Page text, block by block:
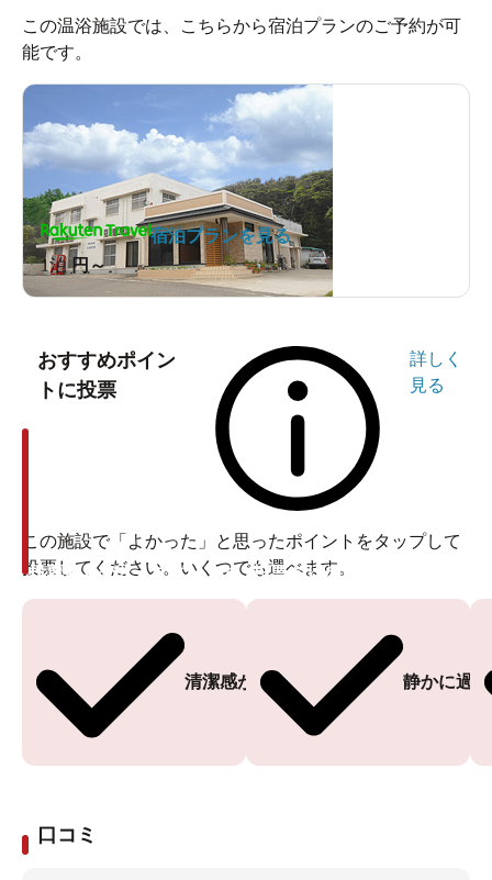
この温浴施設では、こちらから宿泊プランのご予約が可
能です。
1泊円～
宿泊プランを見る
おすすめポイン
トに投票
詳しく
見る
この施設で「よかった」と思ったポイントをタップして
投票してください。いくつでも選べます。
清潔感がある
投票ありがとうございます
静かに過
投票ありがとうございます
口コミ